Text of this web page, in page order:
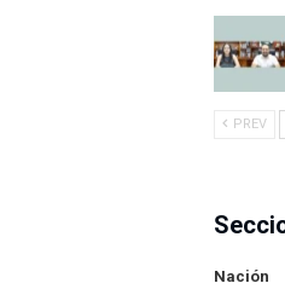
PREV
Nación